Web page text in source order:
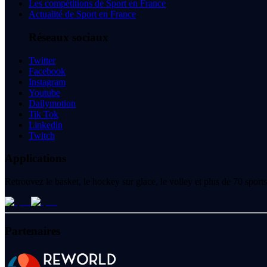
Les compétitions de Sport en France
Actualité de Sport en France
Réseaux sociaux
Twitter
Facebook
Instagram
Youtube
Dailymotion
Tik Tok
Linkedin
Twitch
Applications
Retrouvez le basket, le hockey sur glace, le volley et plus de 70
Partenaires